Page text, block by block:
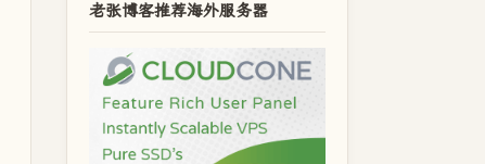
老张博客推荐海外服务器